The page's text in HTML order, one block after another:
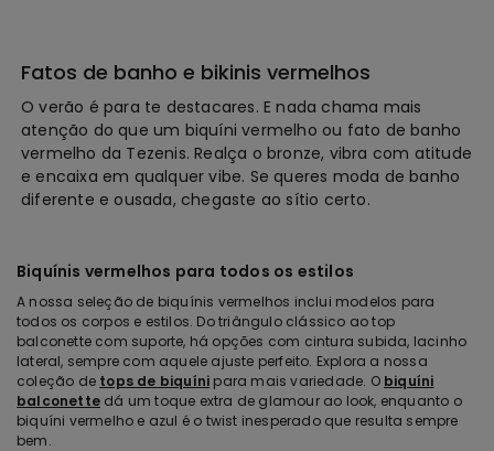
Fatos de banho e bikinis vermelhos
O verão é para te destacares. E nada chama mais
atenção do que um biquíni vermelho ou fato de banho
vermelho da Tezenis. Realça o bronze, vibra com atitude
e encaixa em qualquer vibe. Se queres moda de banho
diferente e ousada, chegaste ao sítio certo.
Biquínis vermelhos para todos os estilos
A nossa seleção de biquínis vermelhos inclui modelos para
todos os corpos e estilos. Do triângulo clássico ao top
balconette com suporte, há opções com cintura subida, lacinho
lateral, sempre com aquele ajuste perfeito. Explora a nossa
coleção de tops de biquíni para mais variedade. O biquíni
balconette dá um toque extra de glamour ao look, enquanto o
biquíni vermelho e azul é o twist inesperado que resulta sempre
bem.